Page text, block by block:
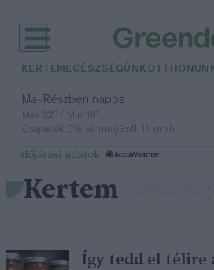
KERTEM EGÉSZSÉGÜNK
Ma– Részben napos
Max 32° / Min 18°
Csapadék: 3% (0 mm)Szél: 11 km/h
időjárási adatok:
Kertem
Így tedd el télire